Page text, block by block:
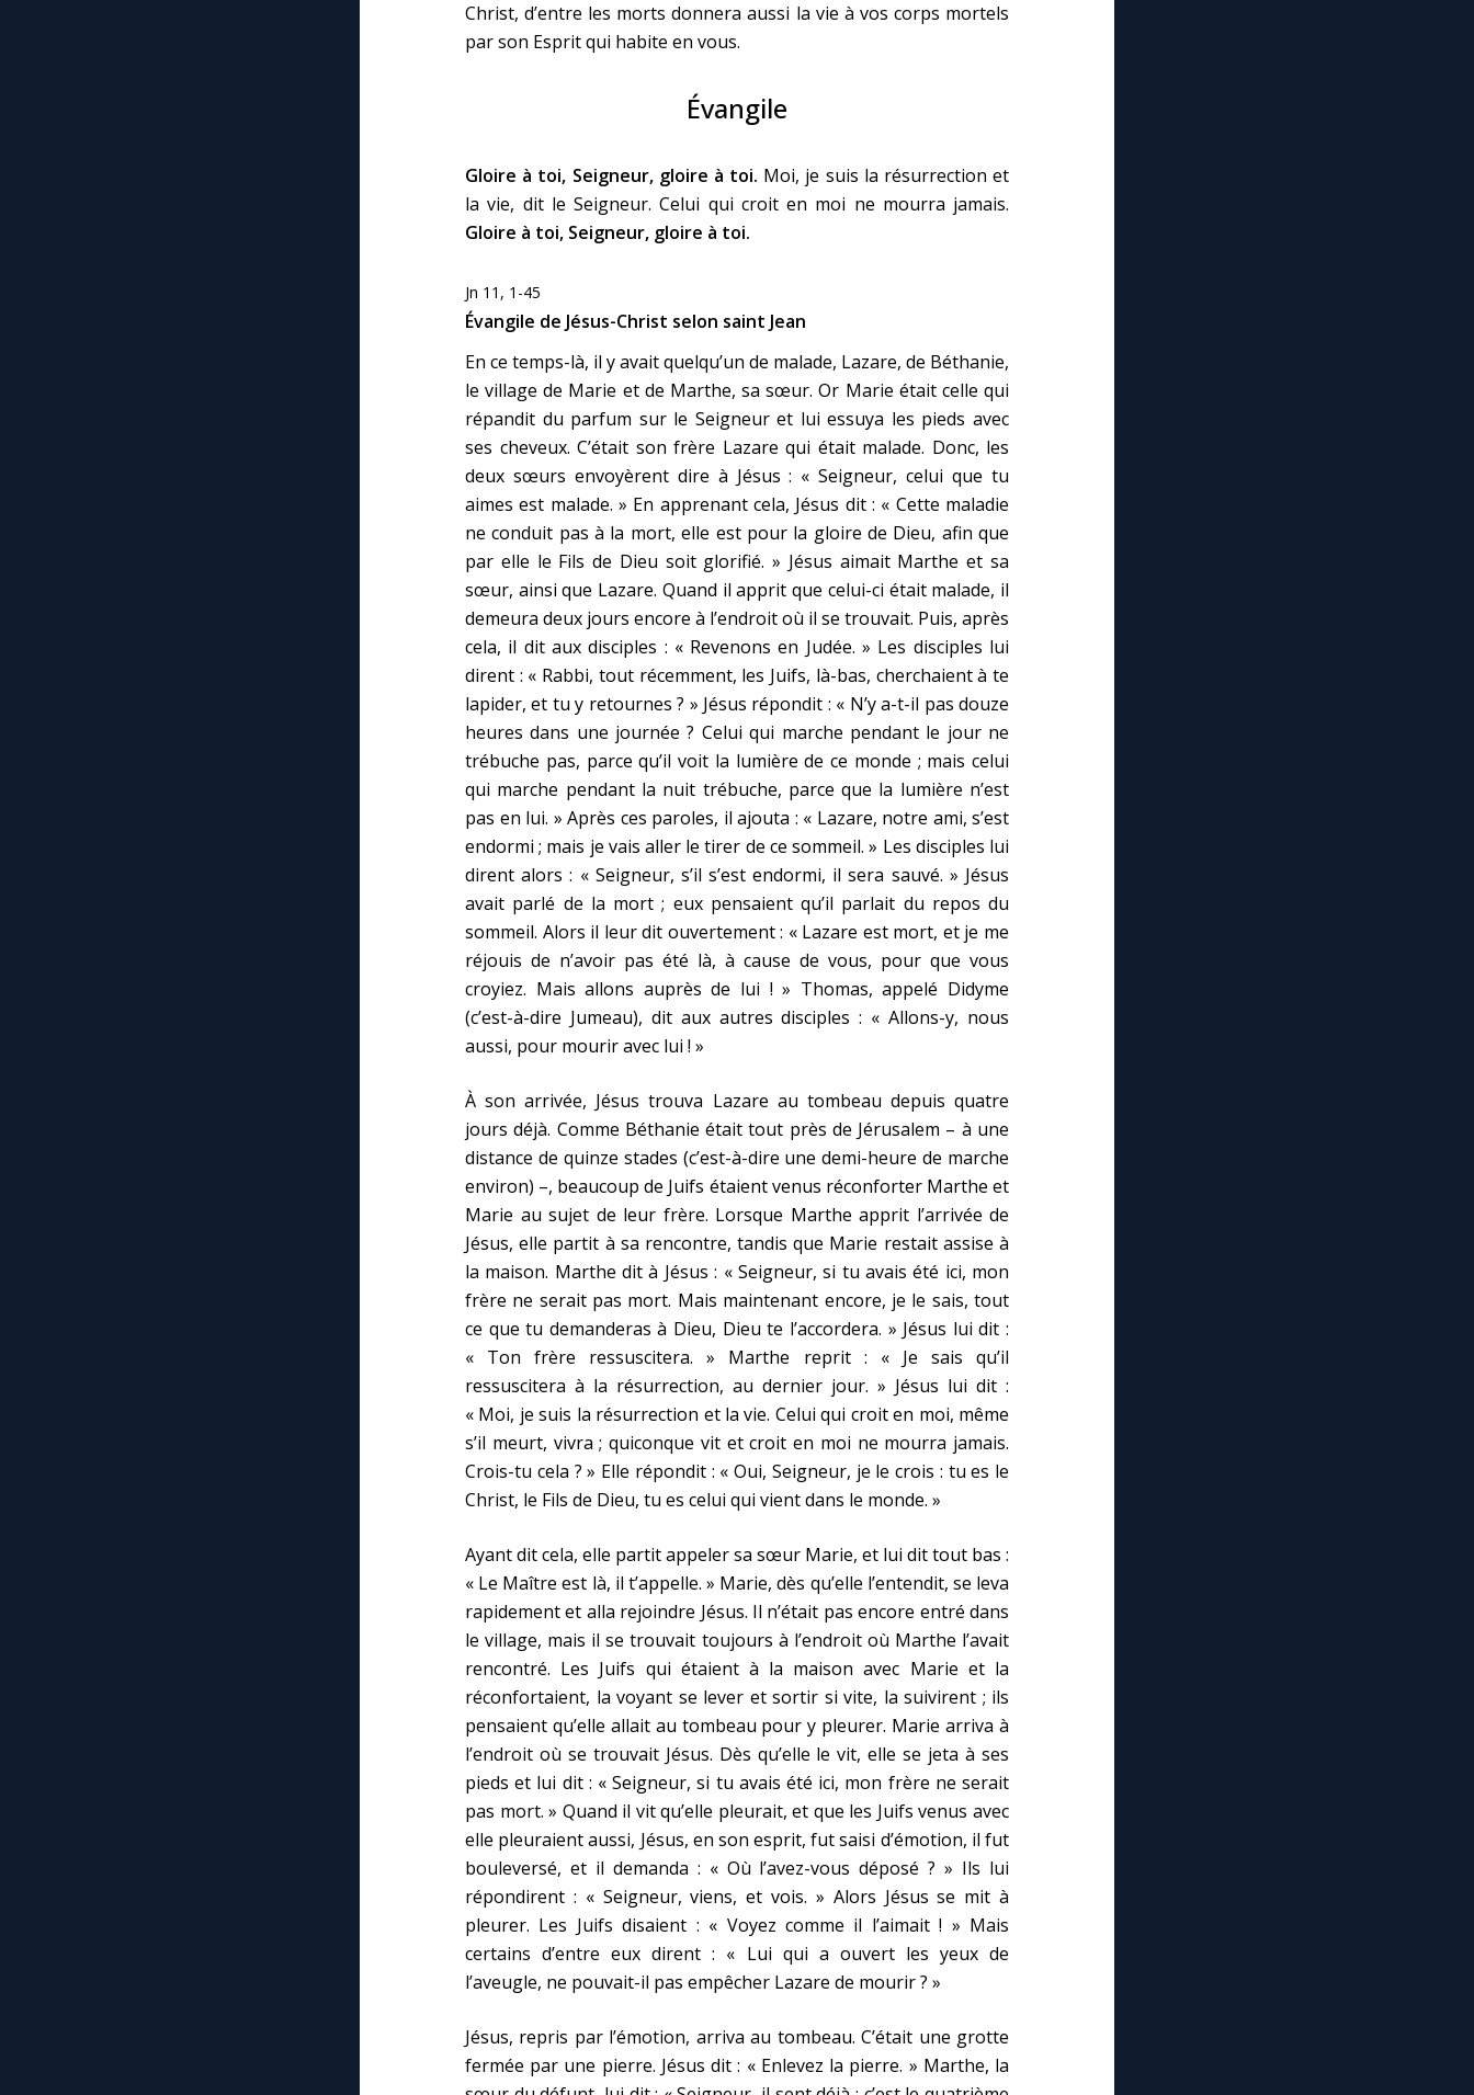
Christ, d’entre les morts donnera aussi la vie à vos corps mortels
par son Esprit qui habite en vous.
Évangile
Gloire à toi, Seigneur, gloire à toi. Moi, je suis la résurrection et
la vie, dit le Seigneur. Celui qui croit en moi ne mourra jamais.
Gloire à toi, Seigneur, gloire à toi.
Jn 11, 1-45
Évangile de Jésus-Christ selon saint Jean
En ce temps-là, il y avait quelqu’un de malade, Lazare, de Béthanie,
le village de Marie et de Marthe, sa sœur. Or Marie était celle qui
répandit du parfum sur le Seigneur et lui essuya les pieds avec
ses cheveux. C’était son frère Lazare qui était malade. Donc, les
deux sœurs envoyèrent dire à Jésus : « Seigneur, celui que tu
aimes est malade. » En apprenant cela, Jésus dit : « Cette maladie
ne conduit pas à la mort, elle est pour la gloire de Dieu, afin que
par elle le Fils de Dieu soit glorifié. » Jésus aimait Marthe et sa
sœur, ainsi que Lazare. Quand il apprit que celui-ci était malade, il
demeura deux jours encore à l’endroit où il se trouvait. Puis, après
cela, il dit aux disciples : « Revenons en Judée. » Les disciples lui
dirent : « Rabbi, tout récemment, les Juifs, là-bas, cherchaient à te
lapider, et tu y retournes ? » Jésus répondit : « N’y a-t-il pas douze
heures dans une journée ? Celui qui marche pendant le jour ne
trébuche pas, parce qu’il voit la lumière de ce monde ; mais celui
qui marche pendant la nuit trébuche, parce que la lumière n’est
pas en lui. » Après ces paroles, il ajouta : « Lazare, notre ami, s’est
endormi ; mais je vais aller le tirer de ce sommeil. » Les disciples lui
dirent alors : « Seigneur, s’il s’est endormi, il sera sauvé. » Jésus
avait parlé de la mort ; eux pensaient qu’il parlait du repos du
sommeil. Alors il leur dit ouvertement : « Lazare est mort, et je me
réjouis de n’avoir pas été là, à cause de vous, pour que vous
croyiez. Mais allons auprès de lui ! » Thomas, appelé Didyme
(c’est-à-dire Jumeau), dit aux autres disciples : « Allons-y, nous
aussi, pour mourir avec lui ! »
À son arrivée, Jésus trouva Lazare au tombeau depuis quatre
jours déjà. Comme Béthanie était tout près de Jérusalem – à une
distance de quinze stades (c’est-à-dire une demi-heure de marche
environ) –, beaucoup de Juifs étaient venus réconforter Marthe et
Marie au sujet de leur frère. Lorsque Marthe apprit l’arrivée de
Jésus, elle partit à sa rencontre, tandis que Marie restait assise à
la maison. Marthe dit à Jésus : « Seigneur, si tu avais été ici, mon
frère ne serait pas mort. Mais maintenant encore, je le sais, tout
ce que tu demanderas à Dieu, Dieu te l’accordera. » Jésus lui dit :
« Ton frère ressuscitera. » Marthe reprit : « Je sais qu’il
ressuscitera à la résurrection, au dernier jour. » Jésus lui dit :
« Moi, je suis la résurrection et la vie. Celui qui croit en moi, même
s’il meurt, vivra ; quiconque vit et croit en moi ne mourra jamais.
Crois-tu cela ? » Elle répondit : « Oui, Seigneur, je le crois : tu es le
Christ, le Fils de Dieu, tu es celui qui vient dans le monde. »
Ayant dit cela, elle partit appeler sa sœur Marie, et lui dit tout bas :
« Le Maître est là, il t’appelle. » Marie, dès qu’elle l’entendit, se leva
rapidement et alla rejoindre Jésus. Il n’était pas encore entré dans
le village, mais il se trouvait toujours à l’endroit où Marthe l’avait
rencontré. Les Juifs qui étaient à la maison avec Marie et la
réconfortaient, la voyant se lever et sortir si vite, la suivirent ; ils
pensaient qu’elle allait au tombeau pour y pleurer. Marie arriva à
l’endroit où se trouvait Jésus. Dès qu’elle le vit, elle se jeta à ses
pieds et lui dit : « Seigneur, si tu avais été ici, mon frère ne serait
pas mort. » Quand il vit qu’elle pleurait, et que les Juifs venus avec
elle pleuraient aussi, Jésus, en son esprit, fut saisi d’émotion, il fut
bouleversé, et il demanda : « Où l’avez-vous déposé ? » Ils lui
répondirent : « Seigneur, viens, et vois. » Alors Jésus se mit à
pleurer. Les Juifs disaient : « Voyez comme il l’aimait ! » Mais
certains d’entre eux dirent : « Lui qui a ouvert les yeux de
l’aveugle, ne pouvait-il pas empêcher Lazare de mourir ? »
Jésus, repris par l’émotion, arriva au tombeau. C’était une grotte
fermée par une pierre. Jésus dit : « Enlevez la pierre. » Marthe, la